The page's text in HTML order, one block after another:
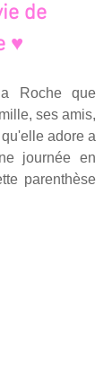
de
♥
Roche que
ses amis,
adore a
journée en
parenthèse